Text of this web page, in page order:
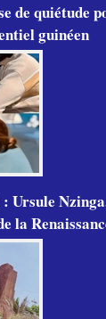
de quiétude
guinéen
Ursule
la